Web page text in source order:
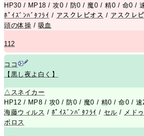
HP30 / MP18 / 攻0 / 防0 / 魔0 / 精0 / 命0 /
ﾎﾟｲｽﾞﾝﾊﾞﾀﾌﾗｲ / アスクレピオス / アスクレ
頭の体操 / 吸血
112
ココ
【黒し夜よ白く】
△ スネイカー
HP12 / MP8 / 攻0 / 防0 / 魔0 / 精0 / 命0 / 速
海藤ウィルス / ﾎﾟｲｽﾞﾝﾊﾞﾀﾌﾗｲ / セル / メド
ボロス